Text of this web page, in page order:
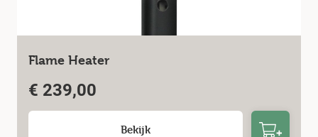
Flame Heater
€ 239,00
Bekijk